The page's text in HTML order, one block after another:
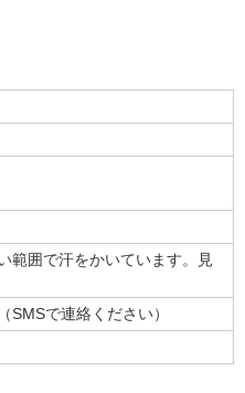
範囲で汗をかいています。見
SMSで連絡ください）